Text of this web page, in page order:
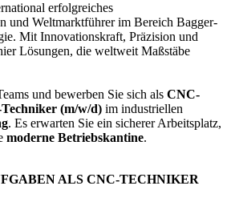
erfolgreiches
und Weltmarktführer im Bereich Bagger-
Mit Innovationskraft, Präzision und
Lösungen, die weltweit Maßstäbe
und bewerben Sie sich als CNC-
(m/w/d) im industriellen
. Es erwarten Sie ein sicherer Arbeitsplatz,
moderne Betriebskantine.
ALS CNC-TECHNIKER